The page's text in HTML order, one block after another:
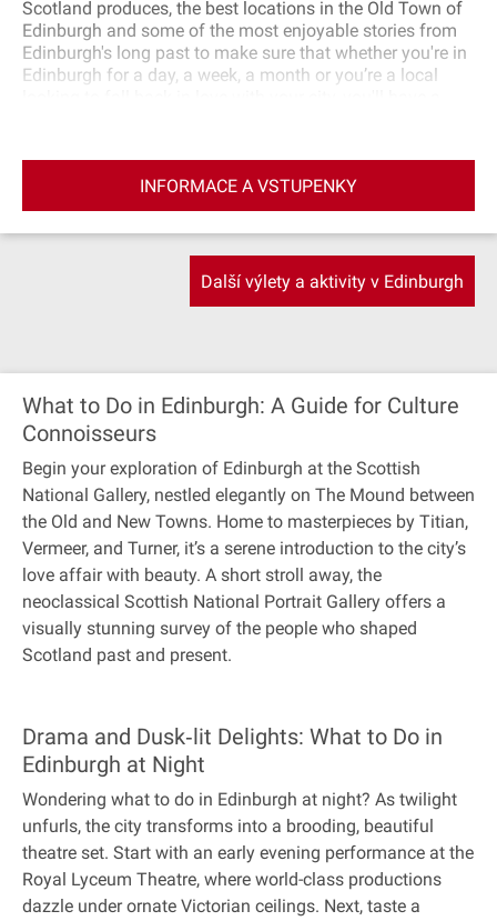
Scotland produces, the best locations in the Old Town of
Edinburgh and some of the most enjoyable stories from
Edinburgh's long past to make sure that whether you're in
Edinburgh for a day, a week, a month or you’re a local
knowledge and passion of Scotland's quality produce to
make sure you go away having sampled the best food
that's unique to Scotland. We also intentionally tour past
all the places you'll want to see in the Old Town of
Edinburgh for some truly unmissable pictures. Let us
introduce you to Edinburgh, our food, our best locations,
our most passionate producers and our wonderfully rich
INFORMACE A VSTUPENKY
Další výlety a aktivity v Edinburgh
What to Do in Edinburgh: A Guide for Culture
Connoisseurs
Begin your exploration of Edinburgh at the Scottish
National Gallery, nestled elegantly on The Mound between
the Old and New Towns. Home to masterpieces by Titian,
Vermeer, and Turner, it’s a serene introduction to the city’s
love affair with beauty. A short stroll away, the
neoclassical Scottish National Portrait Gallery offers a
visually stunning survey of the people who shaped
Scotland past and present.
Drama and Dusk‐lit Delights: What to Do in
Edinburgh at Night
Wondering what to do in Edinburgh at night? As twilight
unfurls, the city transforms into a brooding, beautiful
theatre set. Start with an early evening performance at the
Royal Lyceum Theatre, where world-class productions
dazzle under ornate Victorian ceilings. Next, taste a